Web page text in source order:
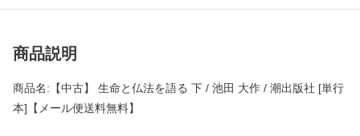
商品説明
商品名:【中古】 生命と仏法を語る 下 / 池田 大作 / 潮出版社 [単行
本]【メール便送料無料】